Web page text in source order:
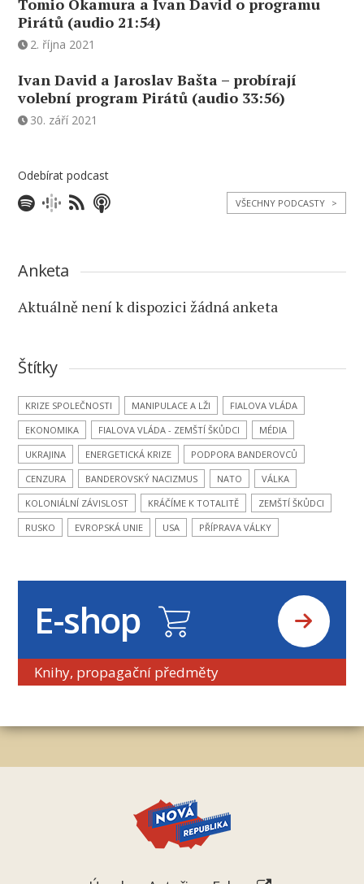
Tomio Okamura a Ivan David o programu
Pirátů (audio 21:54)
2. října 2021
Ivan David a Jaroslav Bašta – probírají
volební program Pirátů (audio 33:56)
30. září 2021
Odebírat podcast
VŠECHNY PODCASTY >
Anketa
Aktuálně není k dispozici žádná anketa
Štítky
KRIZE SPOLEČNOSTI MANIPULACE A LŽI
FIALOVA VLÁDA
EKONOMIKA
FIALOVA VLÁDA - ZEMŠTÍ ŠKŮDCI
MÉDIA
UKRAJINA
ENERGETICKÁ KRIZE
PODPORA BANDEROVCŮ
CENZURA
BANDEROVSKÝ NACIZMUS NATO
VÁLKA
KOLONIÁLNÍ ZÁVISLOST
KRÁČÍME K TOTALITĚ
ZEMŠTÍ ŠKŮDCI
RUSKO
EVROPSKÁ UNIE USA PŘÍPRAVA VÁLKY
E-shop
Knihy, propagační předměty